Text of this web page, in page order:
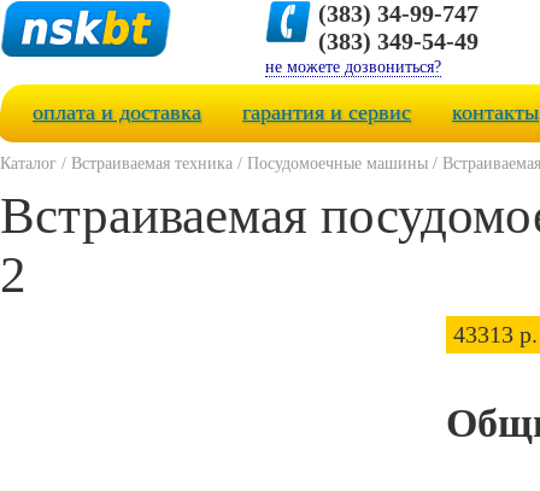
(383) 34-99-747
(383) 349-54-49
не можете дозвониться?
оплата и доставка гарантия и сервис контакты
Каталог / Встраиваемая техника / Посудомоечные машины /
Встраиваемая
2
43313 р.